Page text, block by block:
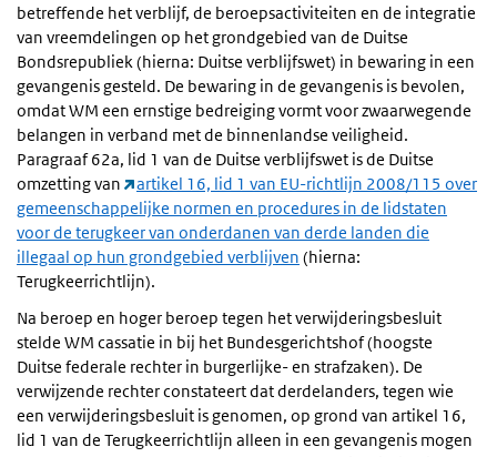
betreffende het verblijf, de beroepsactiviteiten en de integratie
van vreemdelingen op het grondgebied van de Duitse
Bondsrepubliek (hierna: Duitse verblijfswet) in bewaring in een
gevangenis gesteld. De bewaring in de gevangenis is bevolen,
omdat WM een ernstige bedreiging vormt voor zwaarwegende
belangen in verband met de binnenlandse veiligheid.
Paragraaf 62a, lid 1 van de Duitse verblijfswet is de Duitse
omzetting van
artikel 16, lid 1 van EU-richtlijn 2008/115 over
gemeenschappelijke normen en procedures in de lidstaten
voor de terugkeer van onderdanen van derde landen die
illegaal op hun grondgebied verblijven (hierna:
Terugkeerrichtlijn).
Na beroep en hoger beroep tegen het verwijderingsbesluit
stelde WM cassatie in bij het Bundesgerichtshof (hoogste
Duitse federale rechter in burgerlijke- en strafzaken). De
verwijzende rechter constateert dat derdelanders, tegen wie
een verwijderingsbesluit is genomen, op grond van artikel 16,
lid 1 van de Terugkeerrichtlijn alleen in een gevangenis mogen